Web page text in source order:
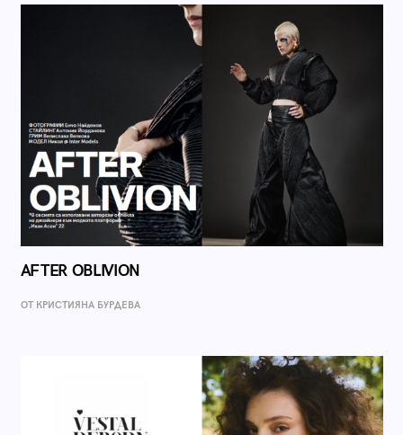
AFTER OBLIVION
ОТ КРИСТИЯНА БУРДЕВА